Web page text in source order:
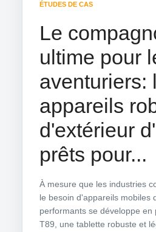
ÉTUDES DE CAS
Le
ultime pour
aventuriers:
appareils
d'extérieur
prêts pour...
À mesure que les industries
le besoin d'appareils mobiles
performants se développe en
T89, une tablette robuste et